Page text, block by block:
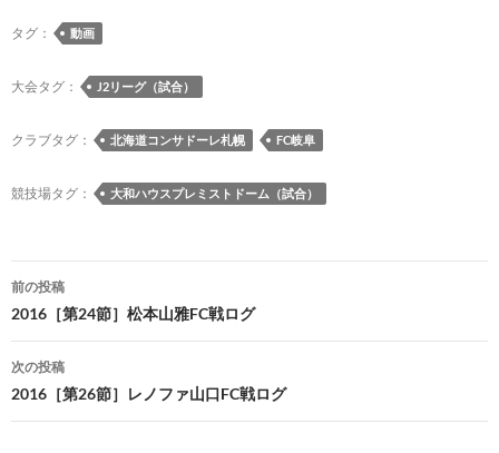
e
b
o
o
k
y
ds
n
タグ： 動画
大会タグ： J2リーグ（試合）
クラブタグ： 北海道コンサドーレ札幌 FC岐阜
競技場タグ： 大和ハウスプレミストドーム（試合）
投
稿
ナ
ビ
ゲ
前の投稿
2016［第24節］松本山雅FC戦ログ
次の投稿
2016［第26節］レノファ山口FC戦ログ